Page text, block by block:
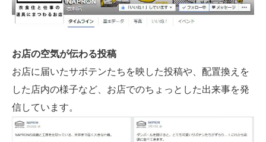
お店の空気が伝わる投稿
お店に届いたサボテンたちを映した投稿や、配置換えを
した店内の様子など、お店でのちょっとした出来事を発
信しています。